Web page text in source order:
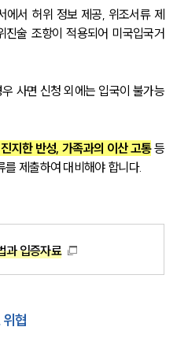
에서 허위 정보 제공, 위조서류 제
술 조항이 적용되어 미국입국거
사면 신청 외에는 입국이 불가능
지한 반성, 가족과의 이산 고통 등
제출하여 대비해야 합니다.
과 입증자료
협